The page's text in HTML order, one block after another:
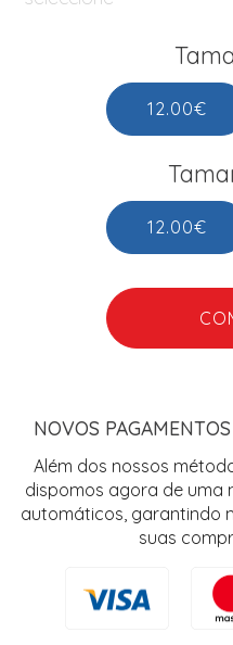
12.00€
12.00€
NOVOS
Além dos nossos
dispomos agora de uma
automáticos, garantindo
suas